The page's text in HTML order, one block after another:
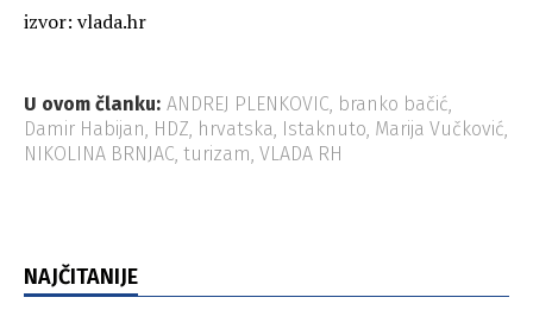
izvor: vlada.hr
U ovom članku: ANDREJ PLENKOVIC, branko bačić,
Damir Habijan, HDZ, hrvatska, Istaknuto, Marija Vučković,
NIKOLINA BRNJAC, turizam, VLADA RH
NAJČITANIJE